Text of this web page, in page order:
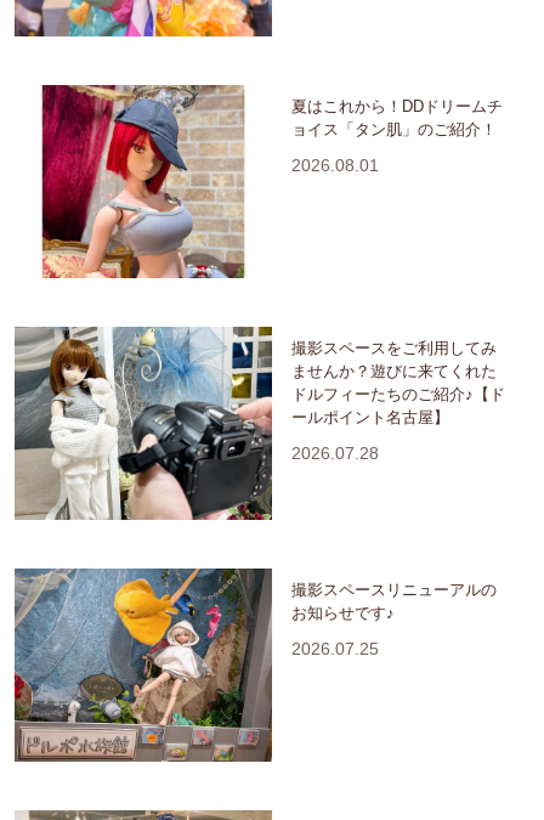
夏はこれから！DDドリームチ
ョイス「タン肌」のご紹介！
2026.08.01
撮影スペースをご利用してみ
ませんか？遊びに来てくれた
ドルフィーたちのご紹介♪【ド
ールポイント名古屋】
2026.07.28
撮影スペースリニューアルの
お知らせです♪
2026.07.25